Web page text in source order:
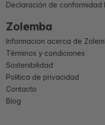
Declaración de conformidad
Zolemba
Informacion acerca de
Términos y condiciones
Sostenibilidad
Política de privacidad
Contacto
Blog